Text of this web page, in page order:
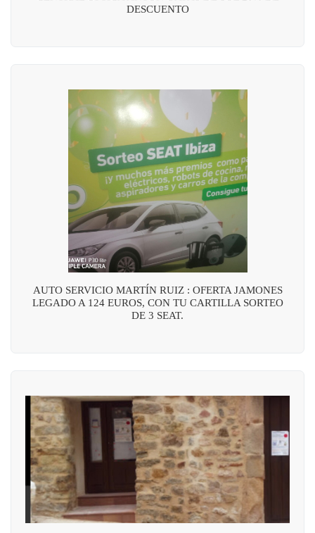
DESCUENTO
AUTO SERVICIO MARTÍN RUIZ : OFERTA JAMONES
LEGADO A 124 EUROS, CON TU CARTILLA SORTEO
DE 3 SEAT.